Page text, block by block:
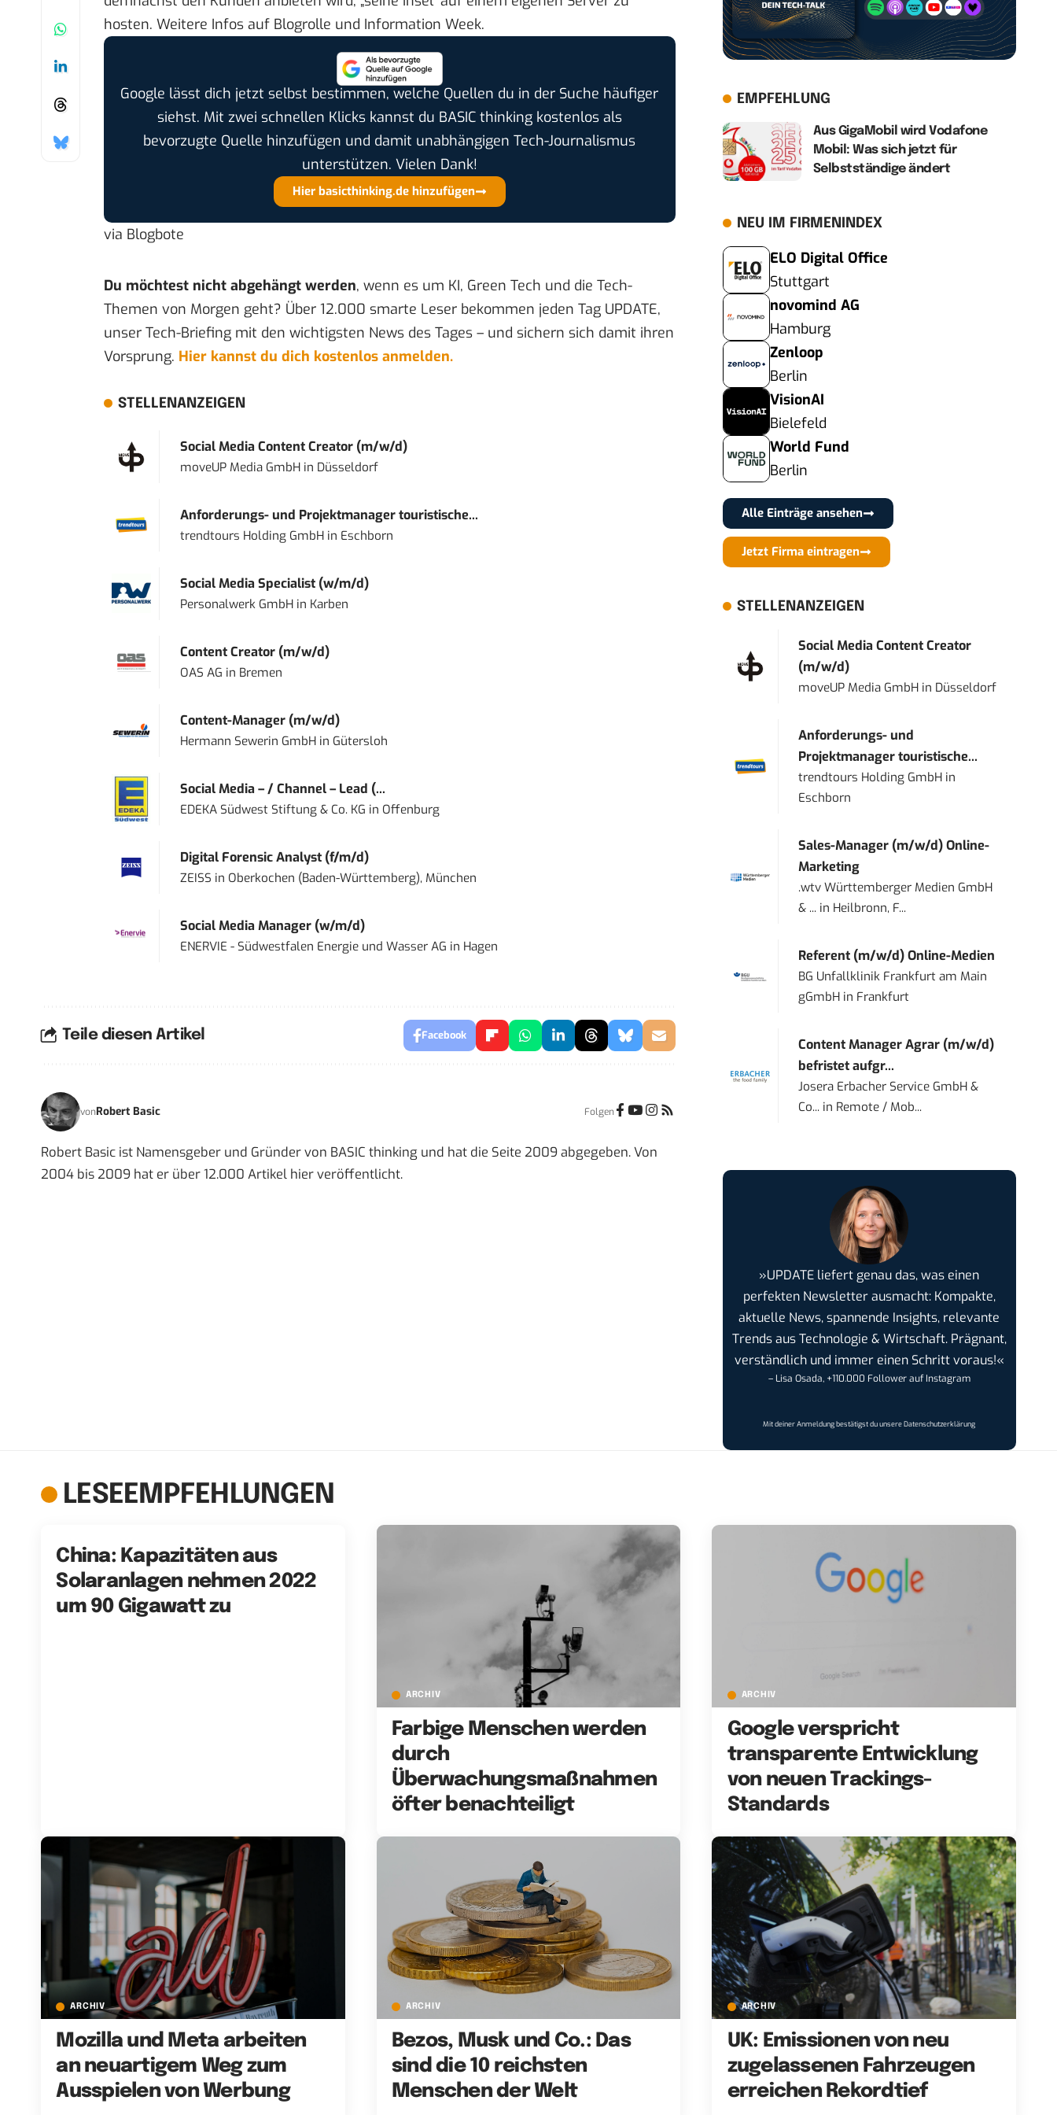
hosten. Weitere Infos auf Blogrolle und Information Week.
Google lässt dich jetzt selbst bestimmen, welche Quellen du in der Suche häufiger
siehst. Mit zwei schnellen Klicks kannst du BASIC thinking kostenlos als
bevorzugte Quelle hinzufügen und damit unabhängigen Tech-Journalismus
unterstützen. Vielen Dank!
Hier basicthinking.de hinzufügen
via Blogbote
Du möchtest nicht abgehängt werden, wenn es um KI, Green Tech und die Tech-
Themen von Morgen geht? Über 12.000 smarte Leser bekommen jeden Tag UPDATE,
unser Tech-Briefing mit den wichtigsten News des Tages – und sichern sich damit ihren
Vorsprung. Hier kannst du dich kostenlos anmelden.
STELLENANZEIGEN
Social Media Content Creator (m/w/d)
moveUP Media GmbHin Düsseldorf
Anforderungs- und Projektmanager touristische...
trendtours Holding GmbHin Eschborn
Social Media Specialist (w/m/d)
Personalwerk GmbHin Karben
Content Creator (m/w/d)
OAS AG in Bremen
Content-Manager (m/w/d)
Hermann Sewerin GmbHin Gütersloh
Social Media – / Channel – Lead (...
EDEKA Südwest Stiftung & Co. KG in Offenburg
Digital Forensic Analyst (f/m/d)
ZEISS in Oberkochen (Baden-Württemberg), München
Social Media Manager (w/m/d)
ENERVIE - Südwestfalen Energie und Wasser AG in Hagen
Teile diesen Artikel Facebook
vonRobert Basic Folgen
Robert Basic ist Namensgeber und Gründer von BASIC thinking und hat die Seite 2009 abgegeben. Von
2004 bis 2009 hat er über 12.000 Artikel hier veröffentlicht.
EMPFEHLUNG
Aus GigaMobil wird Vodafone
Mobil: Was sich jetzt für
Selbstständige ändert
NEU IM FIRMENINDEX
ELO Digital Office
Stuttgart
novomind AG
Hamburg
Zenloop
Berlin
VisionAI
Bielefeld
World Fund
Berlin
Alle Einträge ansehen
Jetzt Firma eintragen
STELLENANZEIGEN
Social Media Content Creator
(m/w/d)
moveUP Media GmbH in Düsseldorf
Anforderungs- und
Projektmanager touristische...
trendtours Holding GmbH in
Eschborn
Sales-Manager (m/w/d) Online-
Marketing
.wtv Württemberger Medien GmbH
& ... in Heilbronn, F...
Referent (m/w/d) Online-Medien
BG Unfallklinik Frankfurt am Main
gGmbH in Frankfurt
Content Manager Agrar (m/w/d)
befristet aufgr...
Josera Erbacher Service GmbH &
Co... in Remote / Mob...
»UPDATE liefert genau das, was einen
perfekten Newsletter ausmacht: Kompakte,
aktuelle News, spannende Insights, relevante
Trends aus Technologie & Wirtschaft. Prägnant,
verständlich und immer einen Schritt voraus!«
– Lisa Osada, +110.000 Follower auf Instagram
Mit deiner Anmeldung bestätigst du unsereDatenschutzerklärung
LESEEMPFEHLUNGEN
China: Kapazitäten aus
Solaranlagen nehmen 2022
um 90 Gigawatt zu
ARCHIV
Farbige Menschen werden
durch
Überwachungsmaßnahmen
öfter benachteiligt
ARCHIV
Google verspricht
transparente Entwicklung
von neuen Trackings-
Standards
ARCHIV
Mozilla und Meta arbeiten
an neuartigem Weg zum
Ausspielen von Werbung
ARCHIV
Bezos, Musk und Co.: Das
sind die 10 reichsten
Menschen der Welt
ARCHIV
UK: Emissionen von neu
zugelassenen Fahrzeugen
erreichen Rekordtief